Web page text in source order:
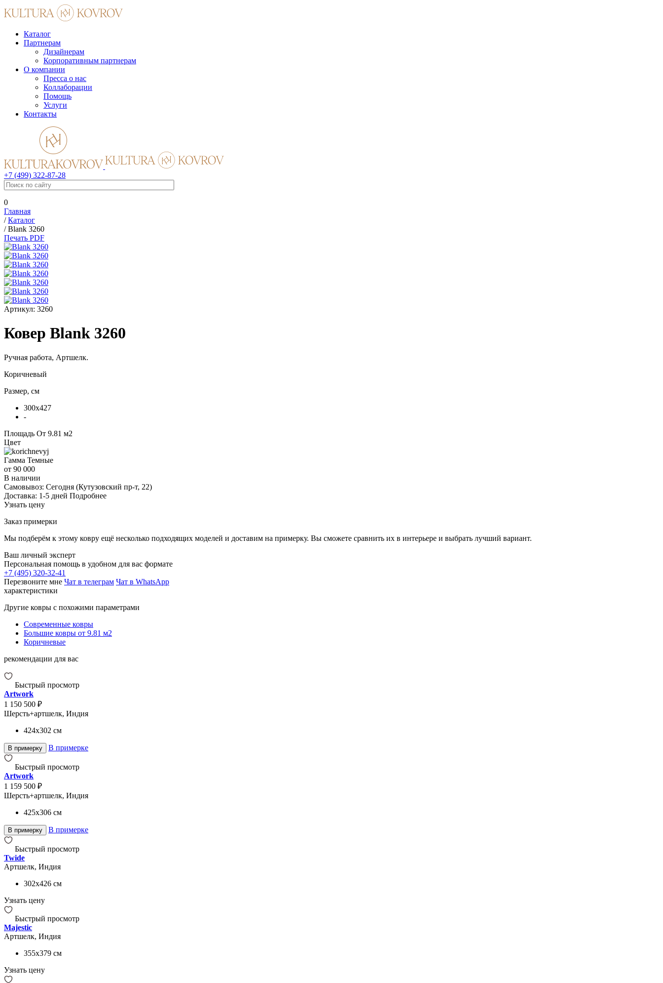
Каталог
Партнерам
Дизайнерам
Корпоративным партнерам
О компании
Пресса о нас
Коллаборации
Помощь
Услуги
Контакты
+7 (499) 322-87-28
0
Главная
/Каталог
/Blank 3260
Печать PDF
Артикул: 3260
Ковер Blank 3260
Ручная работа, Артшелк.
Коричневый
Размер, см
300x427
-
Площадь От 9.81 м2
Цвет
Гамма Темные
от 90 000
В наличии
Самовывоз: Сегодня (Кутузовский пр-т, 22)
Доставка: 1-5 дней Подробнее
Узнать цену
Заказ примерки
Мы подберём к этому ковру ещё несколько подходящих моделей и доставим на примерку. Вы сможете сравнить их в интерьере и выбрать лучший вариант.
Ваш личный эксперт
Персональная помощь в удобном для вас формате
+7 (495) 320-32-41
Перезвоните мне Чат в телеграм Чат в WhatsApp
характеристики
Другие ковры с похожими параметрами
Современные ковры
Большие ковры от 9.81 м2
Коричневые
рекомендации для вас
Быстрый просмотр
Artwork
1 150 500 ₽
Шерсть+артшелк, Индия
424x302 см
В примерку В примерке
Быстрый просмотр
Artwork
1 159 500 ₽
Шерсть+артшелк, Индия
425x306 см
В примерку В примерке
Быстрый просмотр
Twide
Артшелк, Индия
302x426 см
Узнать цену
Быстрый просмотр
Majestic
Артшелк, Индия
355x379 см
Узнать цену